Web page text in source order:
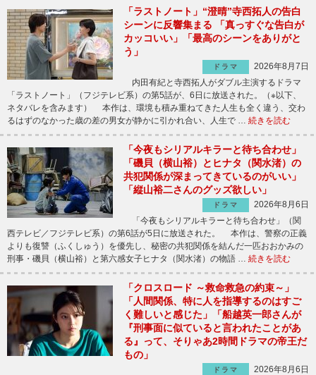
「ラストノート」“澄晴”寺西拓人の告白
シーンに反響集まる 「真っすぐな告白が
カッコいい」「最高のシーンをありがと
う」
ドラマ
2026年8月7日
内田有紀と寺西拓人がダブル主演するドラマ
「ラストノート」（フジテレビ系）の第5話が、6日に放送された。（※以下、
ネタバレを含みます） 本作は、環境も積み重ねてきた人生も全く違う、交わ
るはずのなかった歳の差の男女が静かに引かれ合い、人生で … 続きを読む
「今夜もシリアルキラーと待ち合わせ」
「磯貝（横山裕）とヒナタ（関水渚）の
共犯関係が深まってきているのがいい」
「縦山裕二さんのグッズ欲しい」
ドラマ
2026年8月6日
「今夜もシリアルキラーと待ち合わせ」（関
西テレビ／フジテレビ系）の第6話が5日に放送された。 本作は、警察の正義
よりも復讐（ふくしゅう）を優先し、秘密の共犯関係を結んだ一匹おおかみの
刑事・磯貝（横山裕）と第六感女子ヒナタ（関水渚）の物語 … 続きを読む
「クロスロード ～救命救急の約束～」
「人間関係、特に人を指導するのはすご
く難しいと感じた」「船越英一郎さんが
『刑事面に似ていると言われたことがあ
る』って、そりゃあ2時間ドラマの帝王だ
もの」
ドラマ
2026年8月6日